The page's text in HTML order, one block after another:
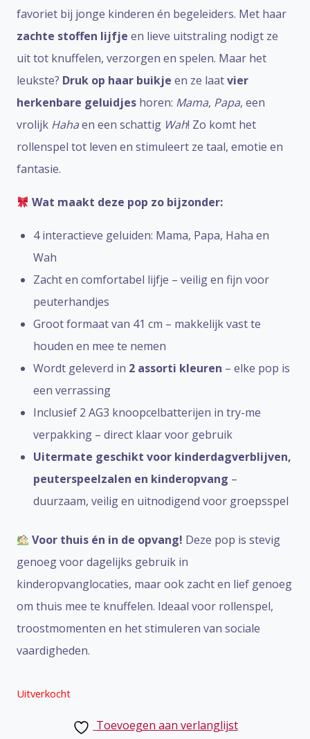
favoriet bij jonge kinderen én begeleiders. Met haar
zachte stoffen lijfje en lieve uitstraling nodigt ze
uit tot knuffelen, verzorgen en spelen. Maar het
leukste? Druk op haar buikje en ze laatvier
herkenbare geluidjes horen: Mama, Papa, een
vrolijk Hahaen een schattig Wah! Zo komt het
rollenspel tot leven en stimuleert ze taal, emotie en
fantasie.
Wat maakt deze pop zo bijzonder:
4 interactieve geluiden: Mama, Papa, Haha en
Wah
Zacht en comfortabel lijfje – veilig en fijn voor
peuterhandjes
Groot formaat van 41 cm – makkelijk vast te
houden en mee te nemen
Wordt geleverd in 2 assorti kleuren – elke pop is
een verrassing
Inclusief 2 AG3 knoopcelbatterijen in try-me
verpakking – direct klaar voor gebruik
Uitermate geschikt voor kinderdagverblijven,
peuterspeelzalen en kinderopvang –
duurzaam, veilig en uitnodigend voor groepsspel
Voor thuis én in de opvang! Deze pop is stevig
genoeg voor dagelijks gebruik in
kinderopvanglocaties, maar ook zacht en lief genoeg
om thuis mee te knuffelen. Ideaal voor rollenspel,
troostmomenten en het stimuleren van sociale
vaardigheden.
Uitverkocht
Toevoegen aan verlanglijst